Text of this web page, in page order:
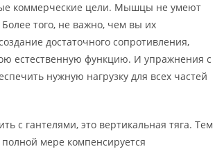
коммерческие цели. Мышцы не умеют
того, не важно, чем вы их
достаточного сопротивления,
естественную функцию. И упражнения с
нужную нагрузку для всех частей
с гантелями, это вертикальная тяга. Тем
мере компенсируется